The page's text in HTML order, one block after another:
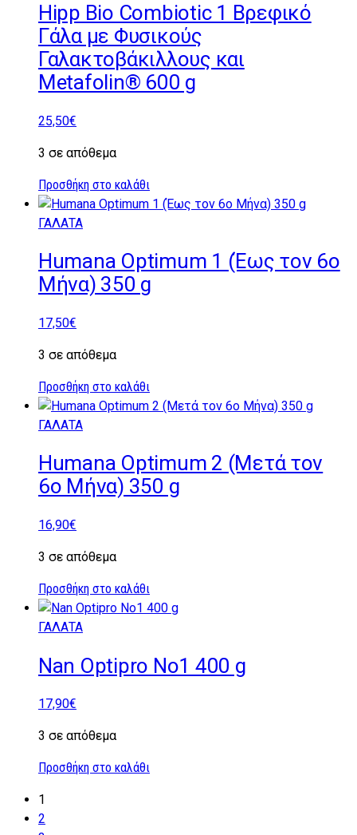
Hipp Bio Combiotic 1 Βρεφικό
Γάλα με Φυσικούς
Γαλακτοβάκιλλους και
Metafolin® 600 g
25,50€
3 σε απόθεμα
Προσθήκη στο καλάθι
ΓΑΛΑΤΑ
Humana Optimum 1 (Έως τον 6ο
Μήνα) 350 g
17,50€
3 σε απόθεμα
Προσθήκη στο καλάθι
ΓΑΛΑΤΑ
Humana Optimum 2 (Μετά τον
6ο Μήνα) 350 g
16,90€
3 σε απόθεμα
Προσθήκη στο καλάθι
ΓΑΛΑΤΑ
Nan Optipro No1 400 g
17,90€
3 σε απόθεμα
Προσθήκη στο καλάθι
1
2